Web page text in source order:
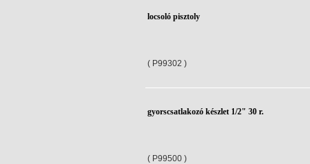
locsoló pisztoly
( P99302 )
gyorscsatlakozó készlet 1/2" 30 r.
( P99500 )